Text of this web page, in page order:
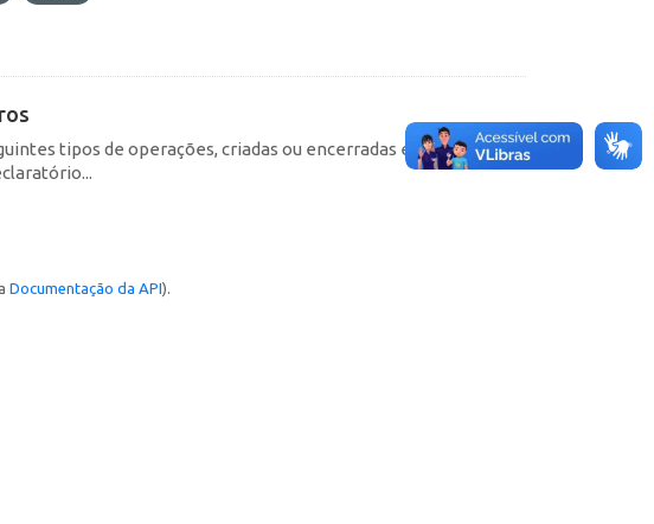
tipos de operações, criadas ou encerradas em cada
Documentação da API).